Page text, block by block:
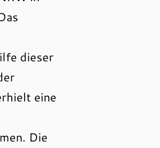
dieser
eine
Die